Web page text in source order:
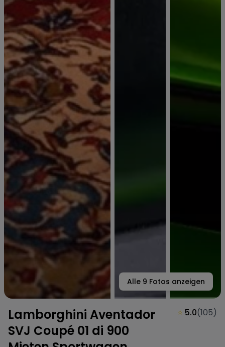
Alle 9 Fotos anzeigen
Lamborghini Aventador
SVJ Coupé 01 di 900
⭐ 5.0(105)